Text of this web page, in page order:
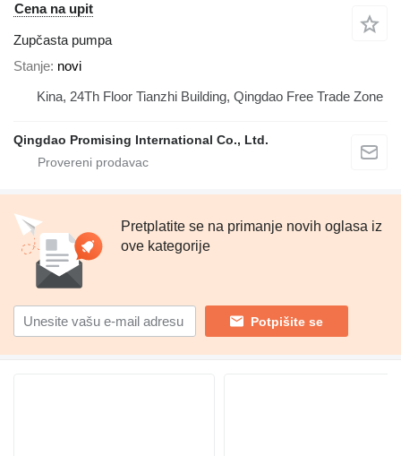
Cena na upit
Zupčasta pumpa
Stanje novi
Kina, 24Th Floor Tianzhi Building, Qingdao Free Trade Zone
Qingdao Promising International Co., Ltd.
Pretplatite se na primanje novih oglasa iz
ove kategorije
Potpišite se